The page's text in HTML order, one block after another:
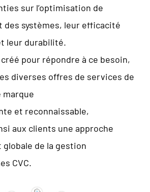
sur l’optimisation de
des systèmes, leur efficacité
leur durabilité.
pour répondre à ce besoin,
diverses offres de services de
marque
et reconnaissable,
aux clients une approche
de la gestion
CVC.